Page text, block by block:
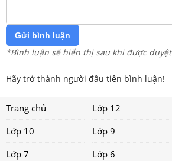
Gửi bình luận
*Bình luận sẽ hiển thị sau khi được duyệt
Hãy trở thành người đầu tiên bình luận!
Trang chủ Lớp 12
Lớp 10
Lớp 9
Lớp 7
Lớp 6